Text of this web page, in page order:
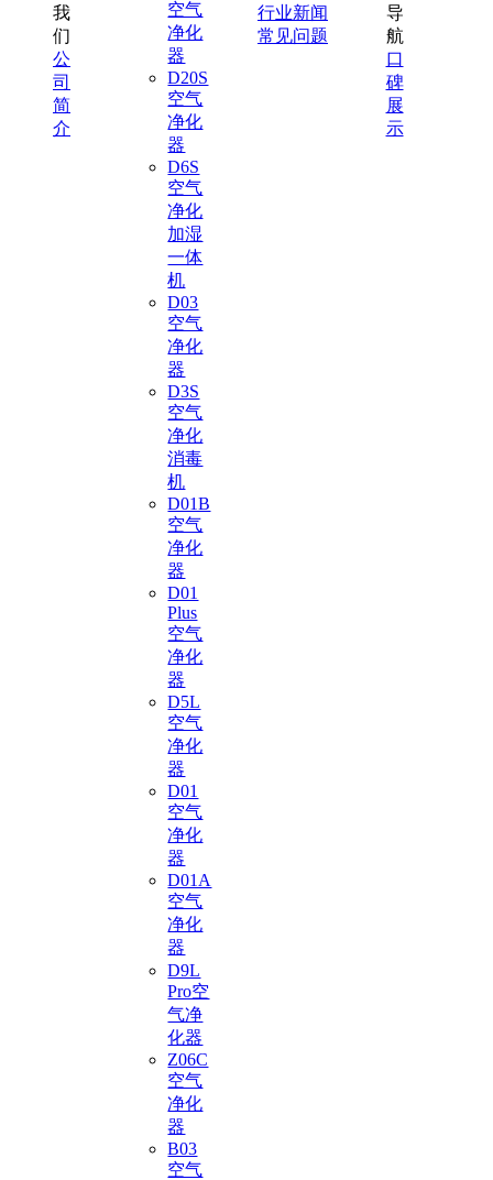
我
们
公
司
简
介
空气
净化
器
D20S
空气
净化
器
D6S
空气
净化
加湿
一体
机
D03
空气
净化
器
D3S
空气
净化
消毒
机
D01B
空气
净化
器
D01
Plus
空气
净化
器
D5L
空气
净化
器
D01
空气
净化
器
D01A
空气
净化
器
D9L
Pro空
气净
化器
Z06C
空气
净化
器
B03
空气
行业新闻
常见问题
导
航
口
碑
展
示